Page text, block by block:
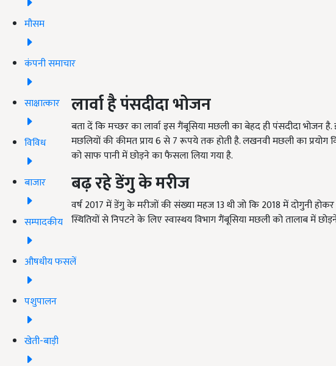
मौसम
कंपनी समाचार
साक्षात्कार
विविध
बाजार
सम्पादकीय
औषधीय फसलें
पशुपालन
खेती-बाड़ी
लार्वा है पंसदीदा भोजन
बता दें कि मच्छर का लार्वा इस गैंबूसिया मछली का बेहद ही पंसदीदा
मछलियों की कीमत प्राय 6 से 7 रूपये तक होती है. लखनवी मछली का प्रयोग
को साफ पानी में छोड़ने का फैसला लिया गया है.
बढ़ रहे डेंगु के मरीज
वर्ष 2017 में डेंगु के मरीजों की संख्या महज 13 थी जो कि 2018 में दोगुनी
स्थितियों से निपटने के लिए स्वास्थय विभाग गैंबूसिया मछली को तालाब में